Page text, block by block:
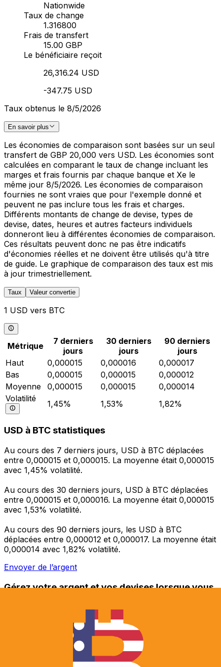
Nationwide
Taux de change
1.316800
Frais de transfert
15.00 GBP
Le bénéficiaire reçoit
26,316.24 USD
-347.75 USD
Taux obtenus le 8/5/2026
En savoir plus
Les économies de comparaison sont basées sur un seul
transfert de GBP 20,000 vers USD. Les économies sont
calculées en comparant le taux de change incluant les
marges et frais fournis par chaque banque et Xe le
même jour 8/5/2026. Les économies de comparaison
fournies ne sont vraies que pour l'exemple donné et
peuvent ne pas inclure tous les frais et charges.
Différents montants de change de devise, types de
devise, dates, heures et autres facteurs individuels
donneront lieu à différentes économies de comparaison.
Ces résultats peuvent donc ne pas être indicatifs
d'économies réelles et ne doivent être utilisés qu'à titre
de guide. Le graphique de comparaison des taux est mis
à jour trimestriellement.
Taux Valeur convertie
1 USD vers BTC
Métrique
7 derniers
jours
30 derniers
jours
90 derniers
jours
Haut
0,000015 0,000016
0,000017
Bas
0,000015 0,000015
0,000012
Moyenne
0,000015 0,000015
0,000014
Volatilité
1,45% 1,53% 1,82%
USD à BTC statistiques
Au cours des 7 derniers jours, USD à BTC déplacées
entre 0,000015 et 0,000015. La moyenne était 0,000015
avec 1,45% volatilité.
Au cours des 30 derniers jours, USD à BTC déplacées
entre 0,000015 et 0,000016. La moyenne était 0,000015
avec 1,53% volatilité.
Au cours des 90 derniers jours, les USD à BTC
déplacées entre 0,000012 et 0,000017. La moyenne était
0,000014 avec 1,82% volatilité.
Envoyer de l’argent
Gérez votre argent et vos devises lorsque vous
L'application Xe réunit toutes les fonctionnalités
nécessaires pour vos transferts d'argent internationaux
et la gestion de vos devises. Convertissez des devises,
programmez des alertes de taux et transférez de
l'argent à l'étranger sans frais cachés. Téléchargez